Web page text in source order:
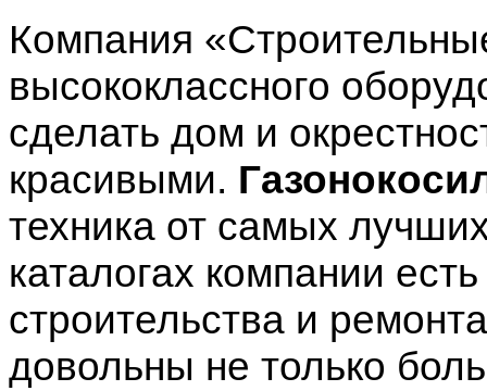
Компания
высококлассного
сделать дом и
красивыми.
техника от самых
каталогах компании
строительства и
довольны не только